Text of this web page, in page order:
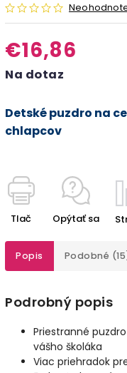
€16,86
Na dotaz
Detské puzdro na
chlapcov
Tlač Opýtať sa
Popis Podobné
Podrobný popis
Priestranné
vášho školáka
Viac priehradok